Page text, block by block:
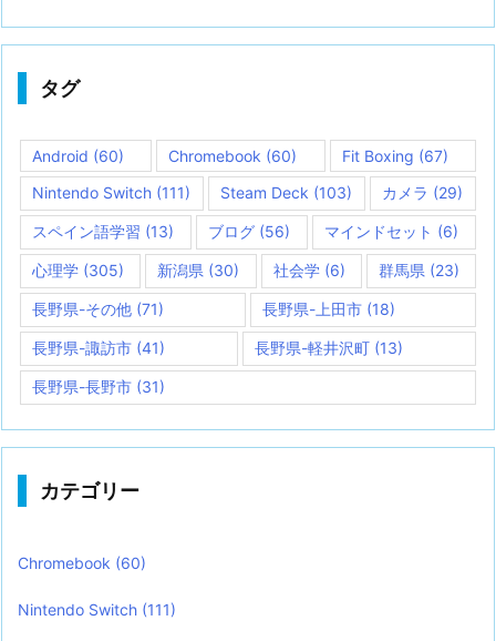
タグ
Android (60) Chromebook (60) Fit Boxing (67)
Nintendo Switch (111) Steam Deck (103) カメラ (29)
スペイン語学習 (13) ブログ (56) マインドセット (6)
心理学 (305) 新潟県 (30) 社会学(6) 群馬県 (23)
長野県-その他 (71) 長野県-上田市(18)
長野県-諏訪市 (41) 長野県-軽井沢町 (13)
長野県-長野市 (31)
カテゴリー
Chromebook (60)
Nintendo Switch (111)